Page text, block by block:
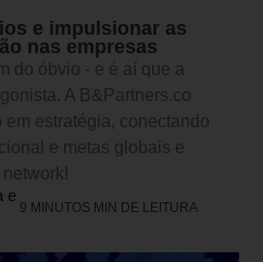
e impulsionar as
nas empresas
do óbvio - e é aí que a
A B&Partners.co
estratégia, conectando
e metas globais e
e
9 MINUTOS MIN DE LEITURA